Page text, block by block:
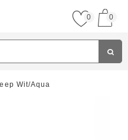
0 0
Wit/Aqua